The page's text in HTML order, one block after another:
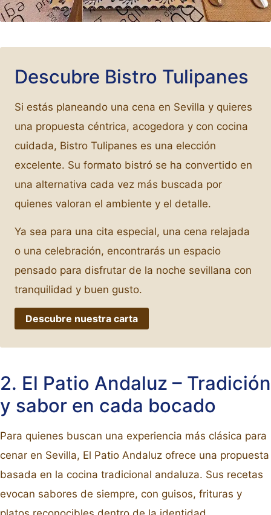
Descubre Bistro Tulipanes
Si estás planeando una cena en Sevilla y quieres
una propuesta céntrica, acogedora y con cocina
cuidada, Bistro Tulipanes es una elección
excelente. Su formato bistró se ha convertido en
una alternativa cada vez más buscada por
quienes valoran el ambiente y el detalle.
Ya sea para una cita especial, una cena relajada
o una celebración, encontrarás un espacio
pensado para disfrutar de la noche sevillana con
tranquilidad y buen gusto.
Descubre nuestra carta
2. El Patio Andaluz – Tradición
y sabor en cada bocado
Para quienes buscan una experiencia más clásica para
cenar en Sevilla, El Patio Andaluz ofrece una propuesta
basada en la cocina tradicional andaluza. Sus recetas
evocan sabores de siempre, con guisos, frituras y